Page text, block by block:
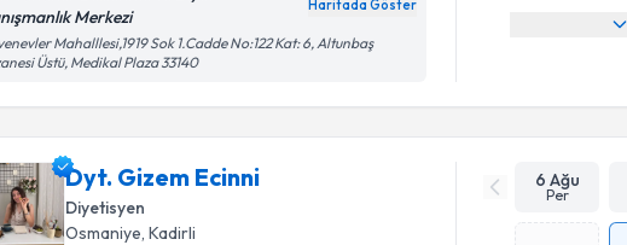
Merkezi
Haritada Göster
Mahalllesi,1919 Sok 1.Cadde No:122 Kat: 6, Altunbaş
Üstü, Medikal Plaza 33140
Dyt. Gizem Ecinni
Diyetisyen
Osmaniye , Kadirli
6 Ağu
Per